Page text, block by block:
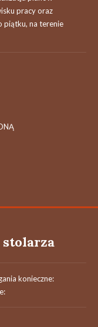
pracy oraz
piątku, na terenie
konieczne: